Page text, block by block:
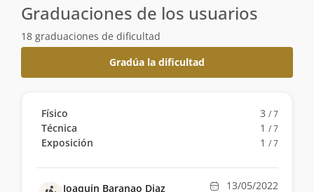
Graduaciones de los usuarios
18 graduaciones de dificultad
Gradúa la dificultad
Físico 3 / 7
Técnica 1 / 7
Exposición 1 / 7
Joaquin Baranao Diaz 13/05/2022